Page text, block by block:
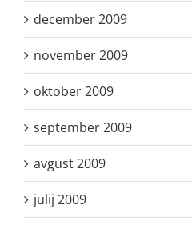
december 2009
november 2009
oktober 2009
september 2009
avgust 2009
julij 2009